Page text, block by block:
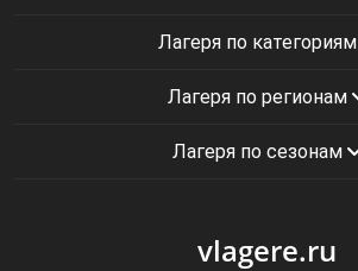
Лагеря по категориям
Лагеря по регионам
Лагеря по сезонам
vlagere.ru